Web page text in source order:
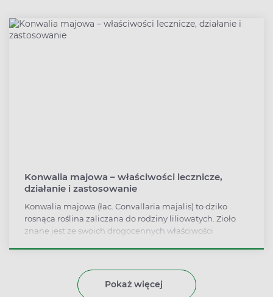
kopru włoskiego były podawane niemowlętom na kolki.
Jednakże dzisiaj, zdania na temat bezpieczeństwa tego
Konwalia majowa – właściwości lecznicze,
działanie i zastosowanie
Konwalia majowa (łac. Convallaria majalis) to dziko
rosnąca roślina zaliczana do rodziny liliowatych. Zioło
znane jest ze swoich drogocennych właściwości
układu nerwowego, obniża ciśnienie tętnicze krwi,
łagodzi obrzęki, a także jest pomocne przy migrenie i
Pokaż więcej